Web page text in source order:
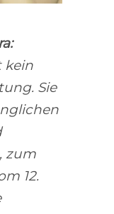
kein
Sie
zum
12.